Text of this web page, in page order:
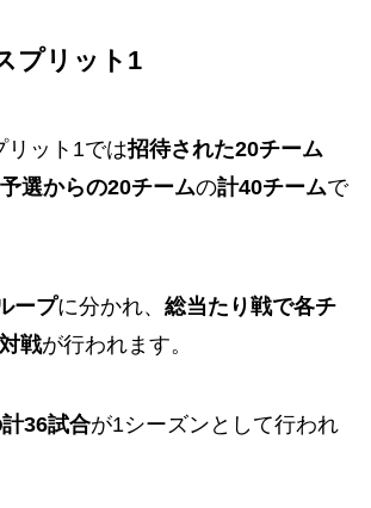
プリット1
リット1では招待された20チーム
選からの20チームの計40チームで
ープに分かれ、 総当たり戦で各チ
戦が行われます。
36試合が1シーズンとして行われ